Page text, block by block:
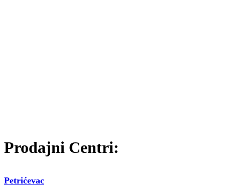
Prodajni Centri:
Petrićevac